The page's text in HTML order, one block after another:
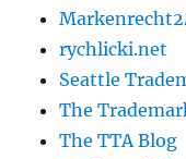
rychlicki.net
Seattle
The
The TTA Blog